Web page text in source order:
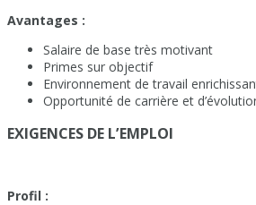
Avantages :
Salaire de base très motivant
Primes sur objectif
Environnement de travail
Opportunité de carrière et
EXIGENCES DE L’EMPLOI
Profil :